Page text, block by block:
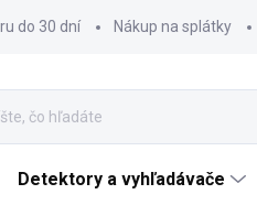
do 30 dní Nákup na splátky
Detektory a vyhľadávače